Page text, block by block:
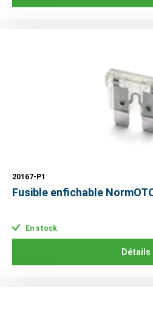
20167-P1
Fusible enfichable
En stock
Détails